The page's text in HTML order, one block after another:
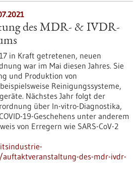
des MDR- & IVDR-
in Kraft getretenen, neuen
war im Mai diesen Jahres. Sie
und Produktion von
Reinigungssysteme,
Nächstes Jahr folgt der
über In-vitro-Diagnostika,
19-Geschehens unter anderem
von Erregern wie SARS-CoV-2
des-mdr-ivdr-